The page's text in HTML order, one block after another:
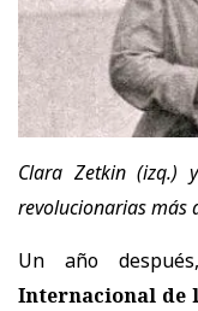
Clara Zetkin (izq.)
revolucionarias más
Un año
Internacional de